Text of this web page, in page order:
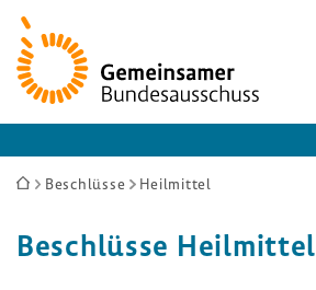
Zur
Startseite
Sie
hier:
Beschlüsse Heilmittel
Beschlüsse Heil­mittel